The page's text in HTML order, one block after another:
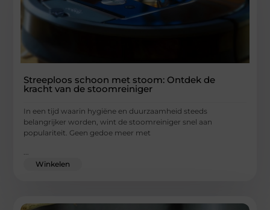
Streeploos schoon met stoom: Ontdek de
kracht van de stoomreiniger
In een tijd waarin hygiëne en duurzaamheid steeds
belangrijker worden, wint de stoomreiniger snel aan
populariteit. Geen gedoe meer met
...
Winkelen